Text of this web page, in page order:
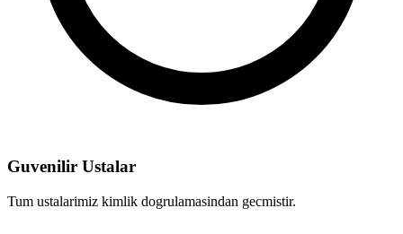
Guvenilir Ustalar
Tum ustalarimiz kimlik dogrulamasindan gecmistir.